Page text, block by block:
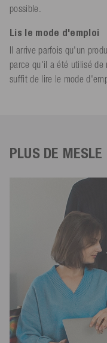
possible.
Lis le mode d'emploi
Il arrive parfois qu'un
parce qu'il a été utilisé de
suffit de lire le mode
PLUS DE MESLE